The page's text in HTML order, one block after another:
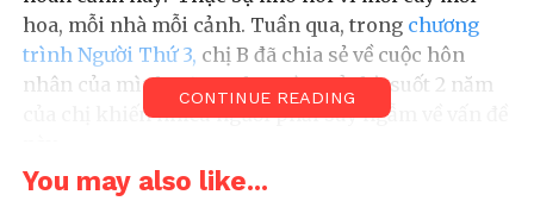
hoa, mỗi nhà mỗi cảnh. Tuần qua, trong chương
trình Người Thứ 3, chị B đã chia sẻ về cuộc hôn
nhân của mình, cũng như màn trả thù suốt 2 năm
của chị khiến nhiều người phải suy ngẫm về vấn đề
CONTINUE READING
You may also like...